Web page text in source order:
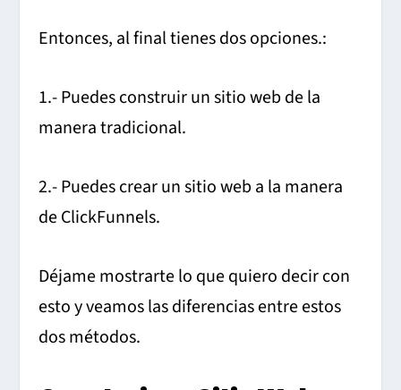
Entonces, al final tienes dos opciones.:
1.- Puedes construir un sitio web de la
manera tradicional.
2.- Puedes crear un sitio web a la manera
de ClickFunnels.
Déjame mostrarte lo que quiero decir con
esto y veamos las diferencias entre estos
dos métodos.